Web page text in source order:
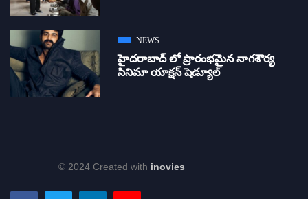
NEWS
హైదరాబాద్ లో ప్రారంభమైన నాగశౌర్య
సినిమా యాక్షన్ షెడ్యూల్
© 2024 Created with inovies